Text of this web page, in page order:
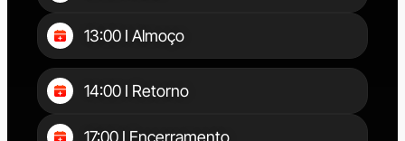
13:00 I Almoço
14:00 I Retorno
17:00 I Encerramento